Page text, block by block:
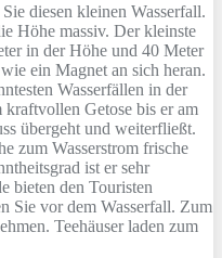
diesen kleinen Wasserfall.
Höhe massiv. Der kleinste
in der Höhe und 40 Meter
ein Magnet an sich heran.
Wasserfällen in der
Getose bis er am
übergeht und weiterfließt.
zum Wasserstrom frische
ist er sehr
bieten den Touristen
Sie vor dem Wasserfall. Zum
Teehäuser laden zum